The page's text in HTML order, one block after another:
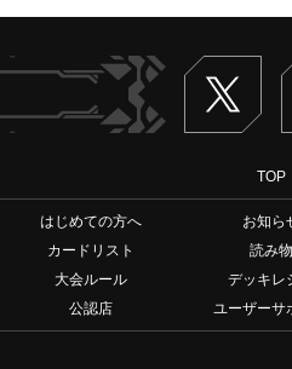
TOP
はじめての方へ お知ら
カードリスト
読み物
大会ルール
デッキレ
公認店
ユーザーサ